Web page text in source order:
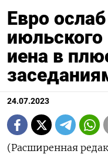
Евро
иена в
24.07.2023
(Расширенная